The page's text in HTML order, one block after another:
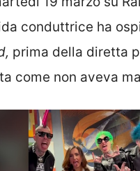
conduttrice ha
prima della diretta
come non aveva